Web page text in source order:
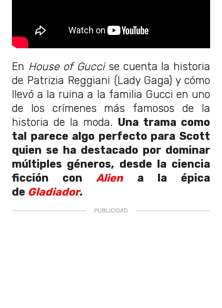
En House of Gucci se cuenta la historia
de Patrizia Reggiani (Lady Gaga) y cómo
llevó a la ruina a la familia Gucci en uno
de los crímenes más famosos de la
historia de la moda. Una trama como
tal parece algo perfecto para Scott
quien se ha destacado por dominar
múltiples géneros, desde la ciencia
ficción conAlien a la épica
de Gladiador.